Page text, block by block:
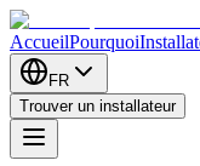
AccueilPourquoi
FR
Trouver un installateur